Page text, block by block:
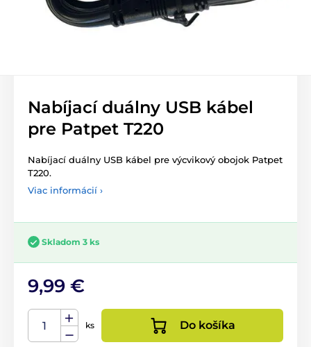
Nabíjací duálny USB kábel
pre Patpet T220
Nabíjací duálny USB kábel pre výcvikový obojok Patpet
T220.
Viac informácií ›
Skladom 3 ks
9,99 €
ks Do košíka